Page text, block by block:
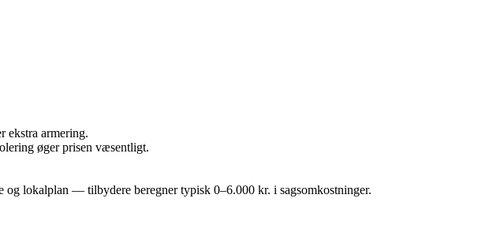
ekstra armering.
øger prisen væsentligt.
lokalplan — tilbydere beregner typisk 0–6.000 kr. i sagsomkostninger.